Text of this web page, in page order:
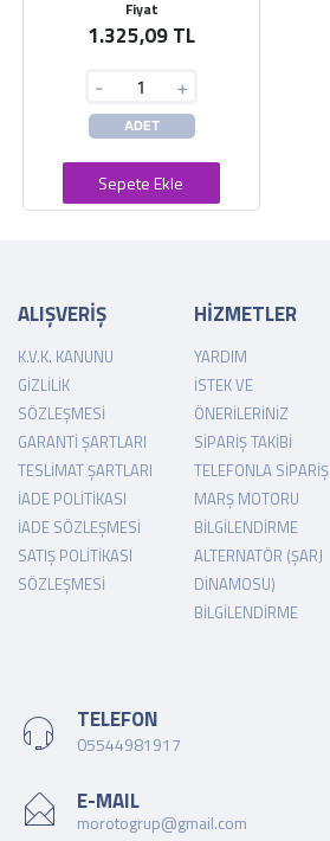
Fiyat
1.325,09 TL
- +
ADET
Sepete Ekle
ALIŞVERİŞ
K.V.K. KANUNU
GIZLILIK
SÖZLEŞMESI
GARANTI ŞARTLARI
TESLIMAT ŞARTLARI
İADE POLITIKASI
İADE SÖZLEŞMESI
SATIŞ POLITIKASI
SÖZLEŞMESI
HİZMETLER
YARDIM
İSTEK VE
ÖNERILERINIZ
SIPARIŞ TAKIBI
TELEFONLA SIPARIŞ
MARŞ MOTORU
BILGILENDIRME
ALTERNATÖR (ŞARJ
DINAMOSU)
BILGILENDIRME
TELEFON
05544981917
E-MAIL
morotogrup@gmail.com